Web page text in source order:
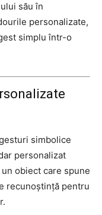
său în
personalizate,
simplu într-o
simbolice
personalizat
obiect care spune
recunoștință pentru